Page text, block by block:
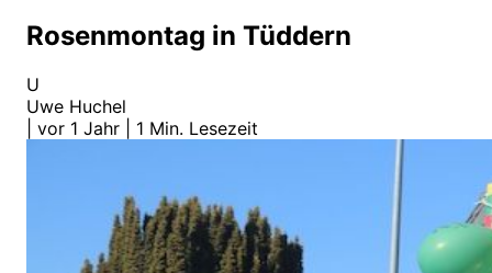
Rosenmontag in Tüddern
U
Uwe Huchel
vor 1 Jahr 1 Min. Lesezeit